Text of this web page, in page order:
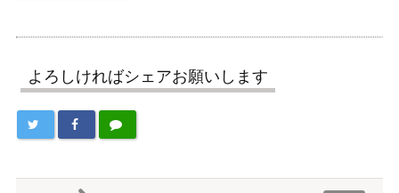
よろしければシェアお願いします